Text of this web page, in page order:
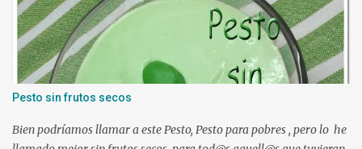
Precalentar el horno a 180º , calor arriba y abajo sin ventilador
Engrasar un molde necesariamente de silicona y reservar.
Tamizamos la harina, levadura y sal, reservar. Triturar la tableta
de turrón con una picadora o en Thermomix, empezar con vel 5 y
vamos subiendo, si queda un poquito grueso no pasa nada,
37º vel 4 y luego otros 4 min ...
Pesto sin frutos secos
Bien podríamos llamar a este Pesto, Pesto para pobres , pero lo he